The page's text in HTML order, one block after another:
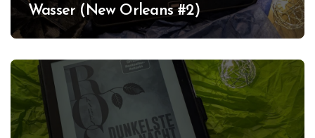
Wasser (New Orleans #2)